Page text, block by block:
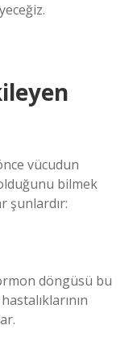
vücudun
bilmek
şunlardır:
döngüsü bu